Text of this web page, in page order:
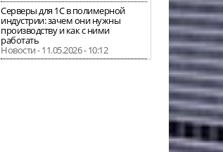
Серверы для 1С в полимерной
индустрии: зачем они нужны
производству и как с ними
работать
Новости - 11.05.2026 - 10:12